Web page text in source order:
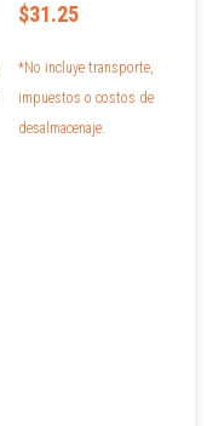
$31.25
*No incluye transporte,
impuestos o costos de
desalmacenaje.